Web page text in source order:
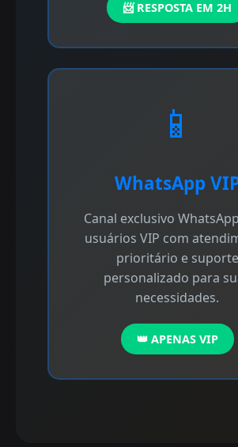
📨 RESPOSTA EM 2H
📱
WhatsApp
Canal exclusivo
usuários VIP com
prioritário e suporte
personalizado para
necessidades.
👑 APENAS VIP